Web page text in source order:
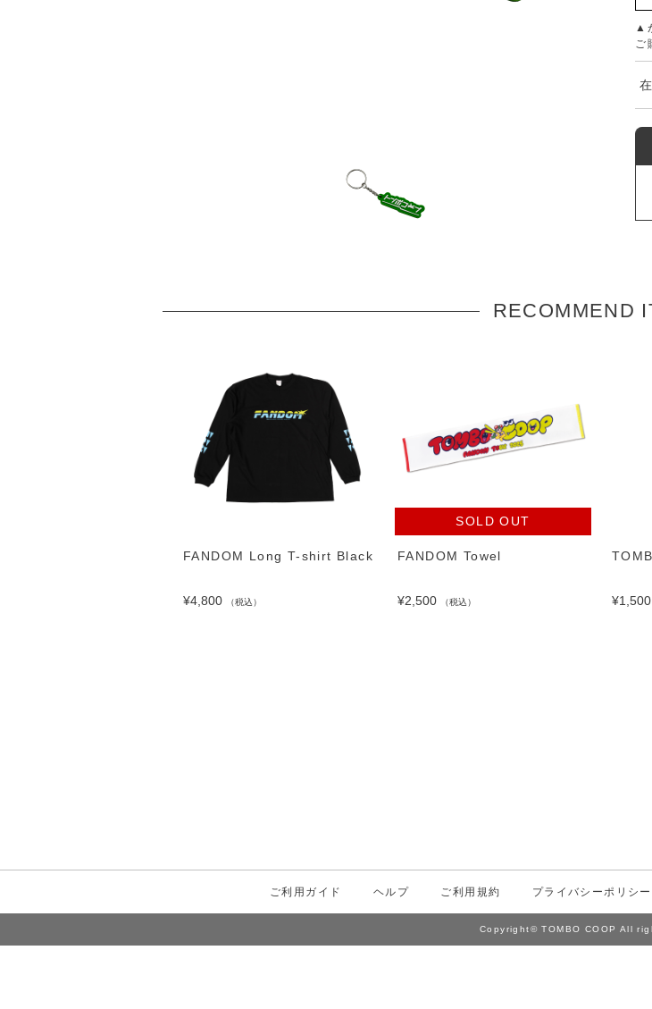
▲
ご
RECOMMEND
FANDOM Long T-shirt Black
¥4,800 （税込）
SOLD OUT
FANDOM Towel
¥2,500 （税込） ¥1,500
ご利用ガイド ヘルプ ご利用規約 プライバシーポリシー
Copyright© TOMBO COOP All